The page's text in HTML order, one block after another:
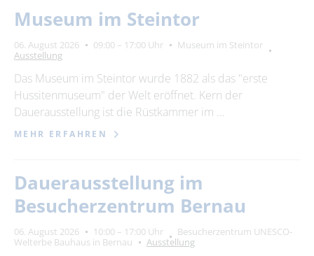
Museum im Steintor
06. August 2026 09:00 – 17:00 Uhr
Museum im Steintor
Ausstellung
Das Museum im Steintor wurde 1882 als das "erste
Hussitenmuseum" der Welt eröffnet. Kern der
Dauerausstellung ist die Rüstkammer im …
MEHR ERFAHREN
Dauerausstellung im
Besucherzentrum Bernau
06. August 2026 10:00 – 17:00 Uhr
Besucherzentrum UNESCO-
Welterbe Bauhaus in Bernau
Ausstellung